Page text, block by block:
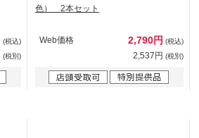
(税込)
(税別)
色） 2本セット
Web価格 2,790円 (税込)
2,537円 (税別)